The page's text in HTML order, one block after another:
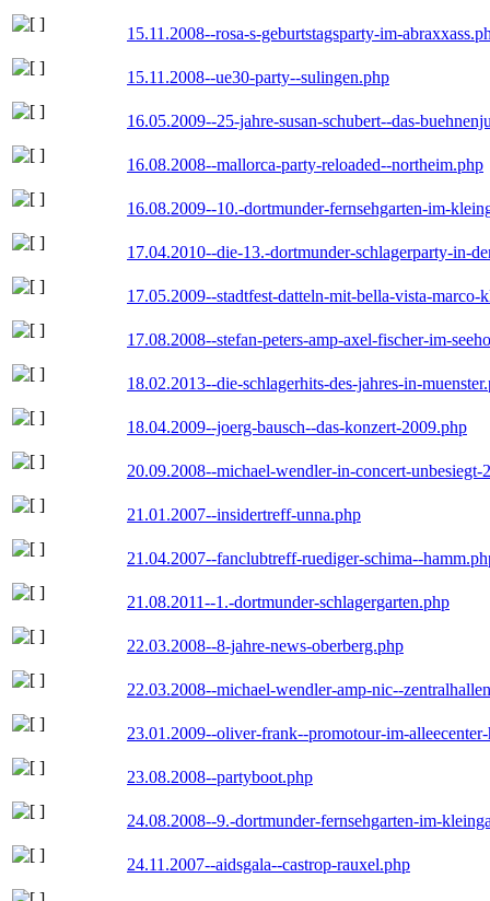
15.11.2008--rosa-s-geburtstagsparty-im-
15.11.2008--ue30-party--sulingen.php
16.05.2009--25-jahre-susan-schubert--das-
16.08.2008--mallorca-party-reloaded--northeim.php
16.08.2009--10.-dortmunder-fernsehgarten-im-
17.04.2010--die-13.-dortmunder-schlagerparty-in-
17.05.2009--stadtfest-datteln-mit-bella-vista-marco-
17.08.2008--stefan-peters-amp-axel-fischer-im-
18.02.2013--die-schlagerhits-des-jahres-in-
18.04.2009--joerg-bausch--das-konzert-2009.php
20.09.2008--michael-wendler-in-concert-unbesiegt-
21.01.2007--insidertreff-unna.php
21.04.2007--fanclubtreff-ruediger-schima--
21.08.2011--1.-dortmunder-schlagergarten.php
22.03.2008--8-jahre-news-oberberg.php
22.03.2008--michael-wendler-amp-nic--
23.01.2009--oliver-frank--promotour-im-
23.08.2008--partyboot.php
24.08.2008--9.-dortmunder-fernsehgarten-im-
24.11.2007--aidsgala--castrop-rauxel.php